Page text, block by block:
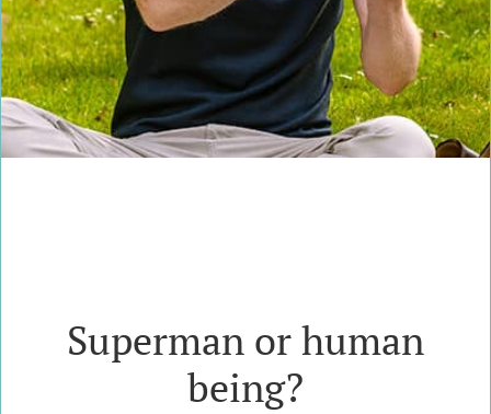
Superman or human
being?